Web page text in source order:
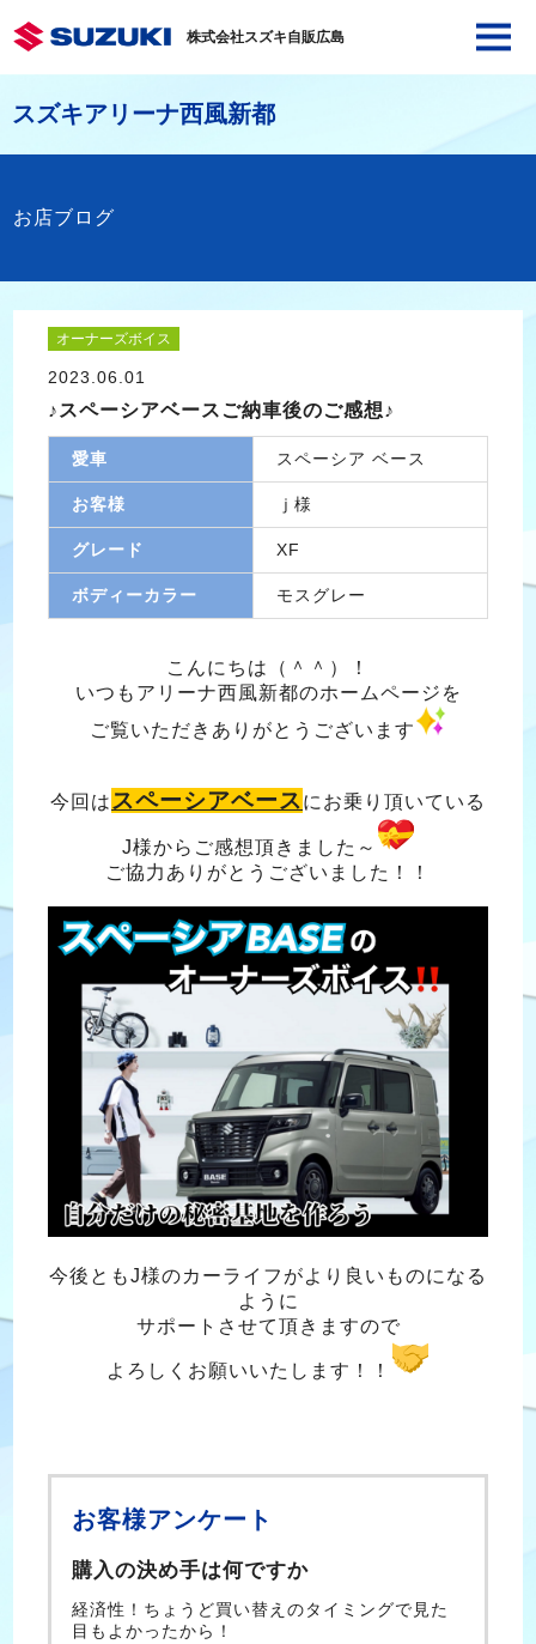
株式会社スズキ自販広島
スズキアリーナ西風新都
お店ブログ
オーナーズボイス
2023.06.01
♪スペーシアベースご納車後のご感想♪
愛車 スペーシア ベース
お客様 ｊ様
グレード XF
ボディーカラー モスグレー
こんにちは（＾＾）！
いつもアリーナ西風新都のホームページを
ご覧いただきありがとうございます
今回は スペーシアベース にお乗り頂いている
J様からご感想頂きました～
ご協力ありがとうございました！！
今後ともJ様のカーライフがより良いものになる
ように
サポートさせて頂きますので
よろしくお願いいたします！！
お客様アンケート
購入の決め手は何ですか
経済性！ちょうど買い替えのタイミングで見た
目もよかったから！